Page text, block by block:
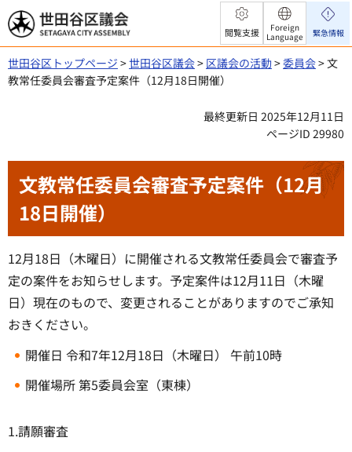
世田谷区議会
閲覧支援
Foreign
Language
緊急情報
世田谷区トップページ >世田谷区議会> 区議会の活動>委員会> 文
教常任委員会審査予定案件（12月18日開催）
最終更新日 2025年12月11日
ページID 29980
文教常任委員会審査予定案件（12月
18日開催）
12月18日（木曜日）に開催される文教常任委員会で審査予
定の案件をお知らせします。予定案件は12月11日（木曜
日）現在のもので、変更されることがありますのでご承知
おきください。
開催日 令和7年12月18日（木曜日） 午前10時
開催場所 第5委員会室（東棟）
1.請願審査